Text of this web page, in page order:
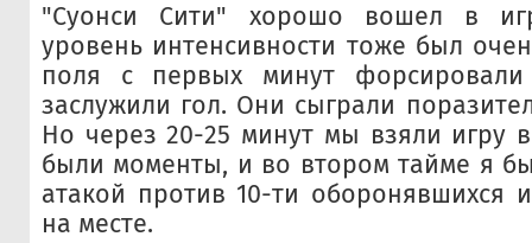
"Суонси Сити" хорошо вошел в
уровень интенсивности тоже был
поля с первых минут
заслужили гол. Они сыграли
Но через 20-25 минут мы взяли игру
были моменты, и во втором тайме я
атакой против 10-ти оборонявшихся
на месте.